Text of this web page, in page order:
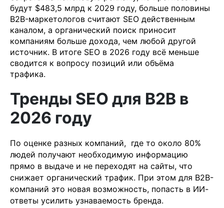
будут $483,5 млрд к 2029 году, больше половины
B2B-маркетологов считают SEO действенным
каналом, а органический поиск приносит
компаниям больше дохода, чем любой другой
источник. В итоге SEO в 2026 году всё меньше
сводится к вопросу позиций или объёма
трафика.
Тренды SEO для B2B в
2026 году
По оценке разных компаний, где то около 80%
людей получают необходимую информацию
прямо в выдаче и не переходят на сайты, что
снижает органический трафик. При этом для B2B-
компаний это новая возможность, попасть в ИИ-
ответы усилить узнаваемость бренда.